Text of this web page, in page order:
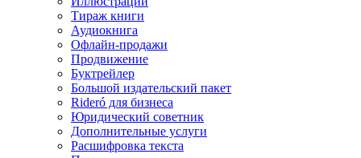
Тираж книги
Аудиокнига
Офлайн-продажи
Продвижение
Буктрейлер
Большой издательский пакет
Rideró для бизнеса
Юридический советник
Дополнительные услуги
Расшифровка текста